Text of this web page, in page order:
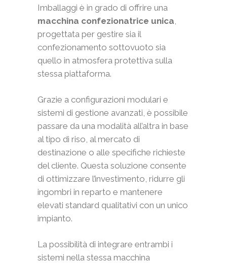
Imballaggi è in grado di offrire una
macchina confezionatrice unica,
progettata per gestire sia il
confezionamento sottovuoto sia
quello in atmosfera protettiva sulla
stessa piattaforma.
Grazie a configurazioni modulari e
sistemi di gestione avanzati, è possibile
passare da una modalità all’altra in base
al tipo di riso, al mercato di
destinazione o alle specifiche richieste
del cliente. Questa soluzione consente
di ottimizzare l’investimento, ridurre gli
ingombri in reparto e mantenere
elevati standard qualitativi con un unico
impianto.
La possibilità di integrare entrambi i
sistemi nella stessa macchina